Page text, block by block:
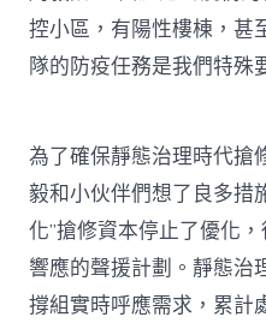
控小區，有陽性樓棟，甚
隊的防疫任務是我們特殊
為了確保靜態治理時代搶
毅和小伙伴們想了良多措
化”搶修資本停止了優化
響應的聲援計劃。靜態治
撐組實時呼應需求，累計